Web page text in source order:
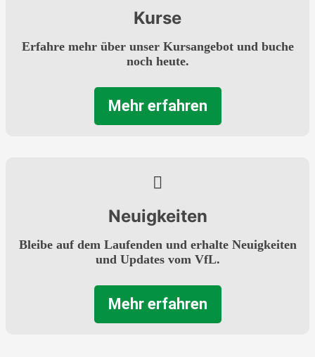
Kurse
Erfahre mehr über unser Kursangebot und buche
noch heute.
Mehr erfahren
Neuigkeiten
Bleibe auf dem Laufenden und erhalte Neuigkeiten
und Updates vom VfL.
Mehr erfahren